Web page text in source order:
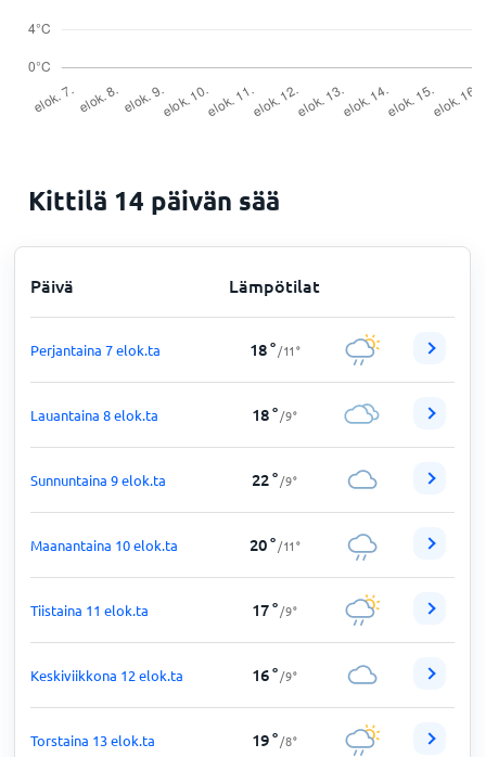
Kittilä 14 päivän sää
Päivä Lämpötilat
Perjantaina 7 elok.ta 18° /11°
Lauantaina 8 elok.ta 18° /9°
Sunnuntaina 9 elok.ta 22° /9°
Maanantaina 10 elok.ta 20° /11°
Tiistaina 11 elok.ta 17° /9°
Keskiviikkona 12 elok.ta 16° /9°
Torstaina 13 elok.ta 19° /8°